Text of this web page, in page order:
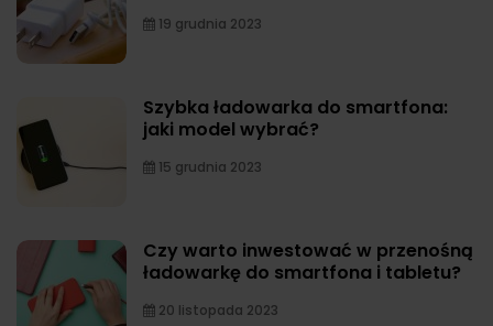
19 grudnia 2023
Szybka ładowarka do smartfona:
jaki model wybrać?
15 grudnia 2023
Czy warto inwestować w przenośną
ładowarkę do smartfona i tabletu?
20 listopada 2023